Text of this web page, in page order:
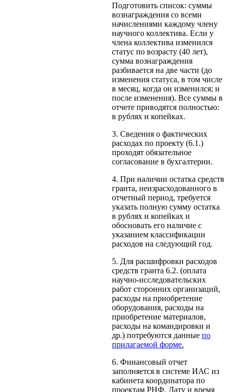
Подготовить список: суммы
вознаграждения со всеми
начислениями каждому члену
научного коллектива. Если у
члена коллектива изменился
статус по возрасту (40 лет),
сумма вознаграждения
разбивается на две части (до
изменения статуса, в том числе
в месяц, когда он изменился; и
после изменения). Все суммы в
отчете приводятся полностью:
в рублях и копейках.
3. Сведения о фактических
расходах по проекту (6.1.)
проходят обязательное
согласование в бухгалтерии.
4. При наличии остатка средств
гранта, неизрасходованного в
отчетный период, требуется
указать полную сумму остатка
в рублях и копейках и
обосновать его наличие с
указанием классификации
расходов на следующий год.
5. Для расшифровки расходов
средств гранта 6.2. (оплата
научно-исследовательских
работ сторонних организаций,
расходы на приобретение
оборудования, расходы на
приобретение материалов,
расходы на командировки и
др.) потребуются данные по
прилагаемой форме.
6. Финансовый отчет
заполняется в системе ИАС из
кабинета координатора по
проектам РНФ. Дату и время